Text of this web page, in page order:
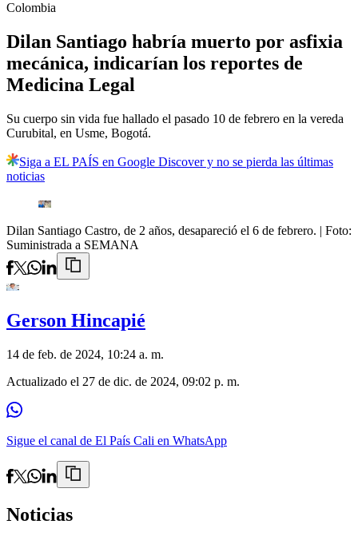
Colombia
Dilan Santiago habría muerto por asfixia
mecánica, indicarían los reportes de
Medicina Legal
Su cuerpo sin vida fue hallado el pasado 10 de febrero en la vereda
Curubital, en Usme, Bogotá.
Siga a EL PAÍS en Google Discover y no se pierda las últimas
noticias
Dilan Santiago Castro, de 2 años, desapareció el 6 de febrero. | Foto:
Suministrada a SEMANA
Gerson Hincapié
14 de feb. de 2024, 10:24 a. m.
Actualizado el 27 de dic. de 2024, 09:02 p. m.
Sigue el canal de El País Cali en WhatsApp
Noticias